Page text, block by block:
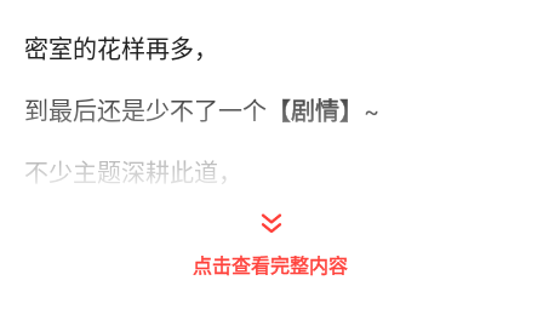
密室的花样再多，
到最后还是少不了一个 【剧情】 ~
不少主题深耕此道，
索性将剧情打磨精细至极，
点击查看完整内容